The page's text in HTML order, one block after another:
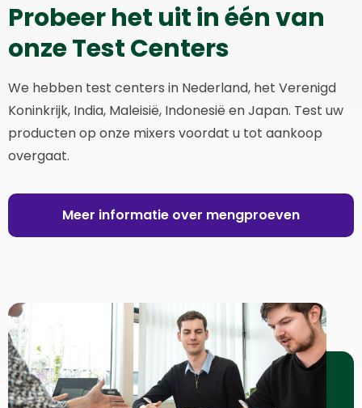
Probeer het uit in één van
onze Test Centers
We hebben test centers in Nederland, het Verenigd
Koninkrijk, India, Maleisië, Indonesië en Japan. Test uw
producten op onze mixers voordat u tot aankoop
overgaat.
Meer informatie over mengproeven